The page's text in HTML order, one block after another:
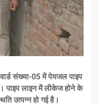
संख्या-05 में पेयजल पाइप
पाइप लाइन में लीकेज होने के
उत्पन्न हो गई है।